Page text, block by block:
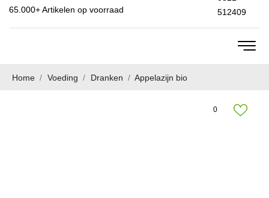
65.000+Artikelen op voorraad
512409
Home Voeding Dranken Appelazijn bio
0